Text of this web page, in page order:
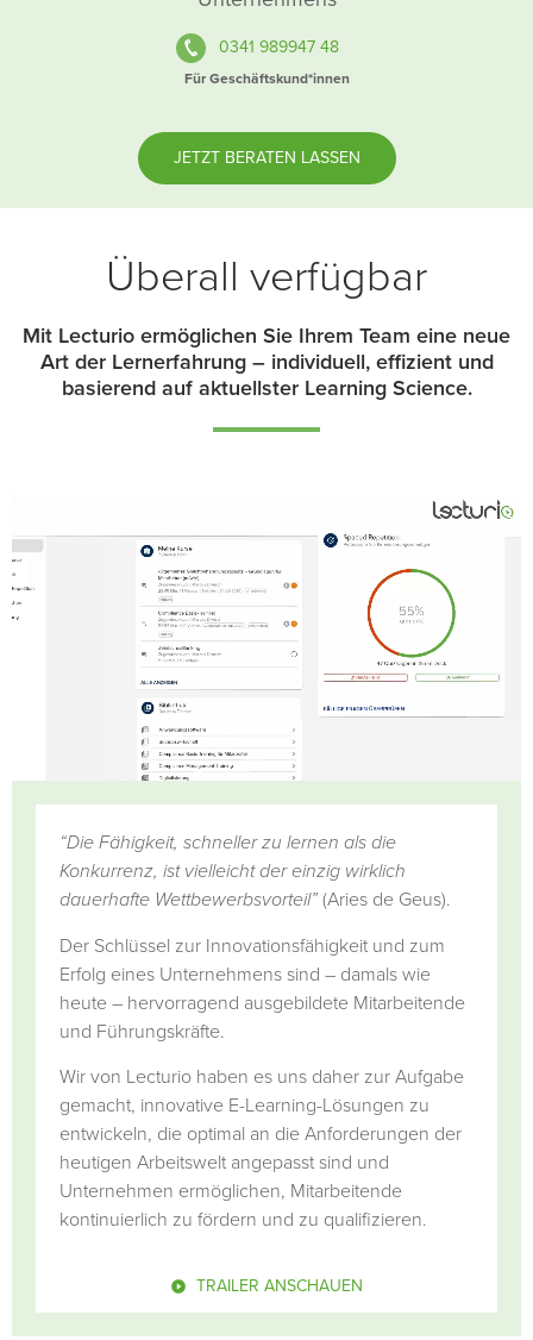
0341 989947 48
Für Geschäftskund*innen
JETZT BERATEN LASSEN
Überall verfügbar
Mit Lecturio ermöglichen Sie Ihrem Team eine neue
Art der Lernerfahrung – individuell, effizient und
basierend auf aktuellster Learning Science.
“Die Fähigkeit, schneller zu lernen als die
Konkurrenz, ist vielleicht der einzig wirklich
dauerhafte Wettbewerbsvorteil” (Aries de Geus).
Der Schlüssel zur Innovationsfähigkeit und zum
Erfolg eines Unternehmens sind – damals wie
heute – hervorragend ausgebildete Mitarbeitende
und Führungskräfte.
Wir von Lecturio haben es uns daher zur Aufgabe
gemacht, innovative E-Learning-Lösungen zu
entwickeln, die optimal an die Anforderungen der
heutigen Arbeitswelt angepasst sind und
Unternehmen ermöglichen, Mitarbeitende
kontinuierlich zu fördern und zu qualifizieren.
TRAILER ANSCHAUEN